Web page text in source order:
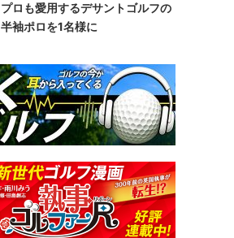
プロも愛用するデサントゴルフの
半袖ポロを1名様に